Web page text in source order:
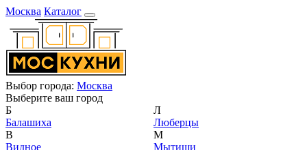
Москва Каталог
Выбор города: Москва
Выберите ваш город
Б
Балашиха
В
Видное
Л
Люберцы
М
Мытищи